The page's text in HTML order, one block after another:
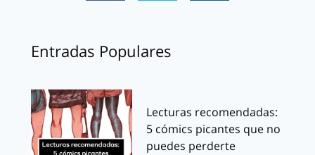
Entradas Populares
Lecturas recomendadas:
5 cómics picantes que no
puedes perderte